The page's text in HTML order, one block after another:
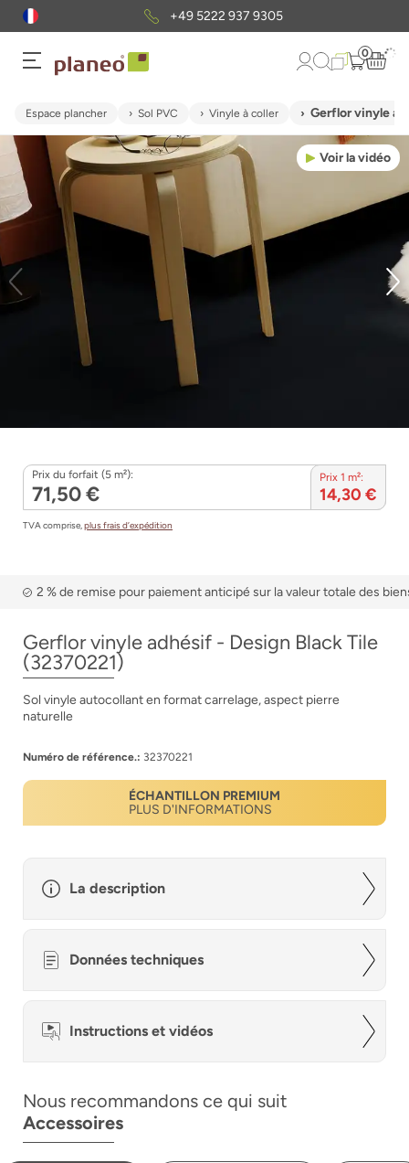
+49 5222 937 9305
0
Espace plancher Sol PVC Vinyle à coller Gerflor vinyle
Voir la vidéo
Prix du forfait (5 m²):
71,50 €
Prix 1 m²:
14,30 €
TVA comprise,plus frais d’expédition
2 % de remise pour paiement anticipé sur la valeur totale des
Gerflor vinyle adhésif - Design Black Tile
(32370221)
Sol vinyle autocollant en format carrelage, aspect pierre
naturelle
Numéro de référence.: 32370221
ÉCHANTILLON PREMIUM
PLUS D'INFORMATIONS
La description
Données techniques
Instructions et vidéos
Nous recommandons ce qui suit
Accessoires